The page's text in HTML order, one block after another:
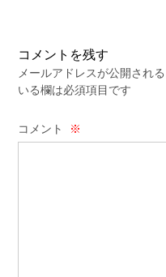
コメントを残す
メールアドレスが公開され
いる欄は必須項目です
コメント ※